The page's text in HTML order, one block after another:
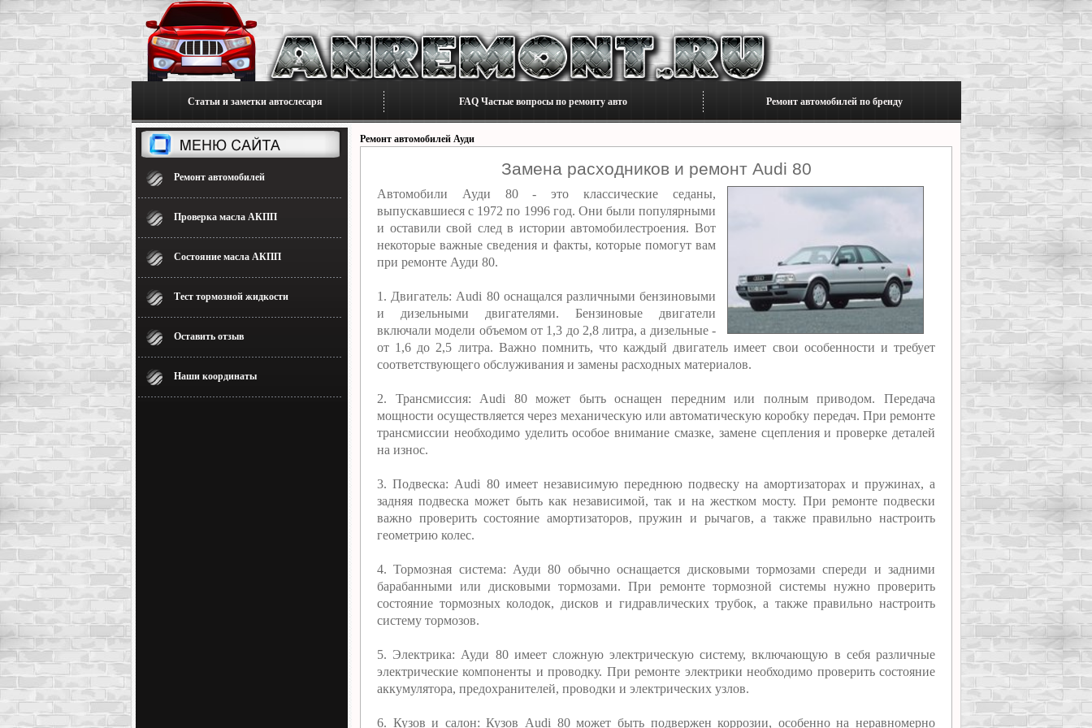
Статьи и заметки автослесаря FAQ Частые вопросы по ремонту авто Ремонт автомобилей по бренду
Ремонт автомобилей
Проверка масла АКПП
Состояние масла АКПП
Тест тормозной жидкости
Оставить отзыв
Наши координаты
Ремонт автомобилей Ауди
Замена расходников и ремонт Audi 80
Автомобили Ауди 80 - это классические седаны,
выпускавшиеся с 1972 по 1996 год. Они были популярными
и оставили свой след в истории автомобилестроения. Вот
некоторые важные сведения и факты, которые помогут вам
при ремонте Ауди 80.
1. Двигатель: Audi 80 оснащался различными бензиновыми
и дизельными двигателями. Бензиновые двигатели
включали модели объемом от 1,3 до 2,8 литра, а дизельные -
от 1,6 до 2,5 литра. Важно помнить, что каждый двигатель имеет свои особенности и требует
соответствующего обслуживания и замены расходных материалов.
2. Трансмиссия: Audi 80 может быть оснащен передним или полным приводом. Передача
мощности осуществляется через механическую или автоматическую коробку передач. При ремонте
трансмиссии необходимо уделить особое внимание смазке, замене сцепления и проверке деталей
на износ.
3. Подвеска: Audi 80 имеет независимую переднюю подвеску на амортизаторах и пружинах, а
задняя подвеска может быть как независимой, так и на жестком мосту. При ремонте подвески
важно проверить состояние амортизаторов, пружин и рычагов, а также правильно настроить
геометрию колес.
4. Тормозная система: Ауди 80 обычно оснащается дисковыми тормозами спереди и задними
барабанными или дисковыми тормозами. При ремонте тормозной системы нужно проверить
состояние тормозных колодок, дисков и гидравлических трубок, а также правильно настроить
систему тормозов.
5. Электрика: Ауди 80 имеет сложную электрическую систему, включающую в себя различные
электрические компоненты и проводку. При ремонте электрики необходимо проверить состояние
аккумулятора, предохранителей, проводки и электрических узлов.
6. Кузов и салон: Кузов Audi 80 может быть подвержен коррозии, особенно на неравномерно